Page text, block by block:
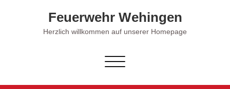
Feuerwehr Wehingen
Herzlich willkommen auf unserer Homepage
Schalte Navigation